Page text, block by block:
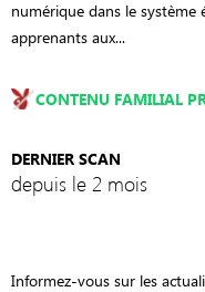
numérique dans le système
apprenants aux...
CONTENU FAMILIAL
DERNIER SCAN
depuis le 2 mois
Informez-vous sur les